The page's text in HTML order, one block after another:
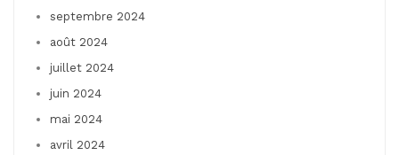
septembre 2024
août 2024
juillet 2024
juin 2024
mai 2024
avril 2024